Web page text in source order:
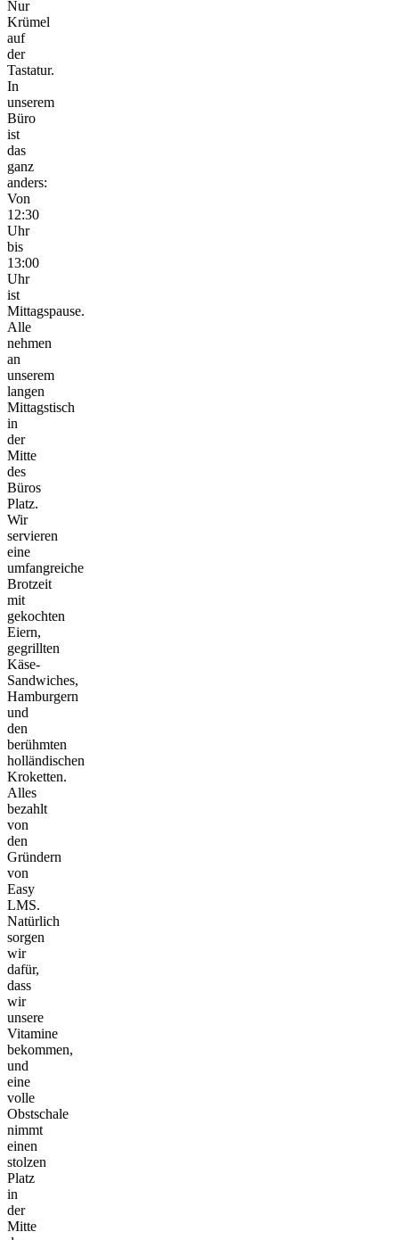
Nur
Krümel
auf
der
Tastatur.
In
unserem
Büro
ist
das
ganz
anders:
Von
12:30
Uhr
bis
13:00
Uhr
ist
Mittagspause.
Alle
nehmen
an
unserem
langen
Mittagstisch
in
der
Mitte
des
Büros
Platz.
Wir
servieren
eine
umfangreiche
Brotzeit
mit
gekochten
Eiern,
gegrillten
Käse-
Sandwiches,
Hamburgern
und
den
berühmten
holländischen
Kroketten.
Alles
bezahlt
von
den
Gründern
von
Easy
LMS.
Natürlich
sorgen
wir
dafür,
dass
wir
unsere
Vitamine
bekommen,
und
eine
volle
Obstschale
nimmt
einen
stolzen
Platz
in
der
Mitte